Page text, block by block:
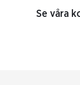
Se våra